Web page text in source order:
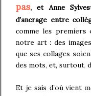
pas, et Anne
d’ancrage entre
comme les
notre art : des
que ses collages
des mots, et, surtout,
Et je sais d’où vient